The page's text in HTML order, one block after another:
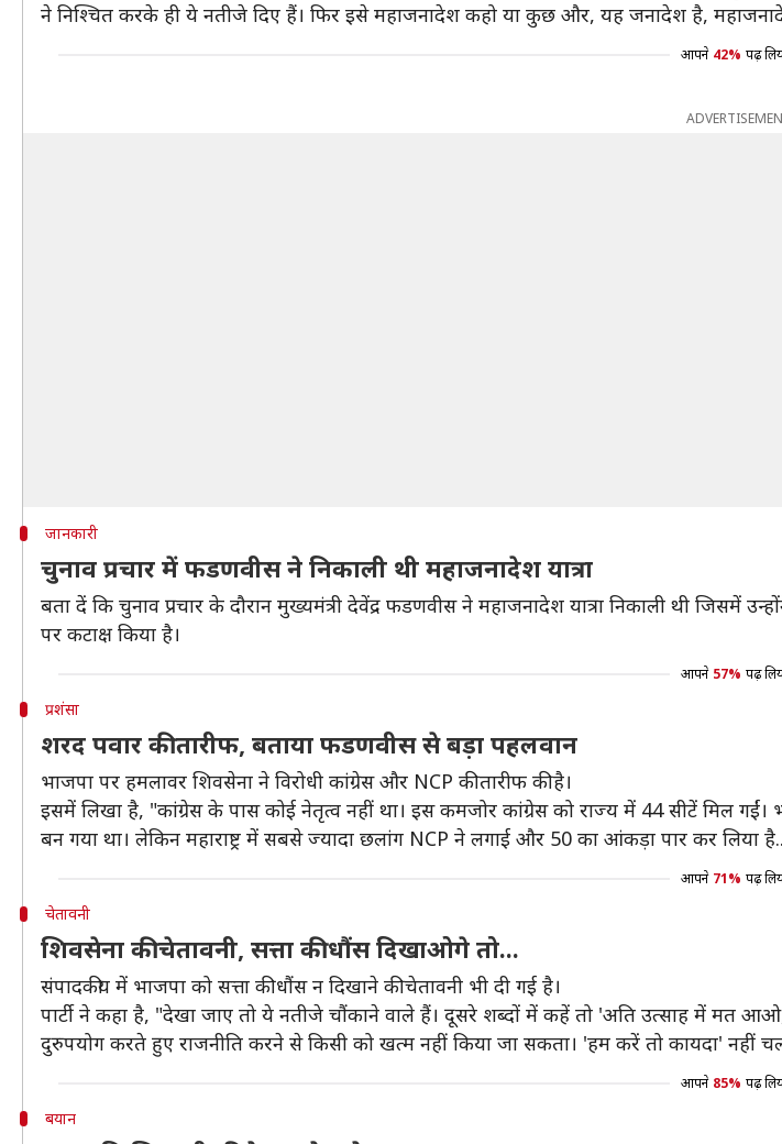
ने निश्चित करके ही ये नतीजे दिए हैं। फिर इसे महाजनादेश कहो या कुछ और, यह जनादेश है,
आपने 42% पढ़
जानकारी
चुनाव प्रचार में फडणवीस ने निकाली थी महाजनादेश यात्रा
बता दें कि चुनाव प्रचार के दौरान मुख्यमंत्री देवेंद्र फडणवीस ने महाजनादेश यात्रा निकाली थी जिसमें
पर कटाक्ष किया है।
आपने 57% पढ़
प्रशंसा
शरद पवार की तारीफ, बताया फडणवीस से बड़ा पहलवान
भाजपा पर हमलावर शिवसेना ने विरोधी कांग्रेस और NCP की तारीफ की है।
इसमें लिखा है, "कांग्रेस के पास कोई नेतृत्व नहीं था। इस कमजोर कांग्रेस को राज्य में 44 सीटें मिल
बन गया था। लेकिन महाराष्ट्र में सबसे ज्यादा छलांग NCP ने लगाई और 50 का आंकड़ा पार कर
आपने 71% पढ़
चेतावनी
शिवसेना की चेतावनी, सत्ता की धौंस दिखाओगे तो...
संपादकीय में भाजपा को सत्ता की धौंस न दिखाने की चेतावनी भी दी गई है।
पार्टी ने कहा है, "देखा जाए तो ये नतीजे चौंकाने वाले हैं। दूसरे शब्दों में कहें तो 'अति उत्साह में मत
दुरुपयोग करते हुए राजनीति करने से किसी को खत्म नहीं किया जा सकता। 'हम करें तो कायदा' नहीं
आपने 85% पढ़
बयान